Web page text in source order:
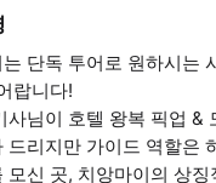
단독 투어로 원하시는
랍니다!
사님이 호텔 왕복 픽업 &
드리지만 가이드 역할은
모신 곳, 치앙마이의 상